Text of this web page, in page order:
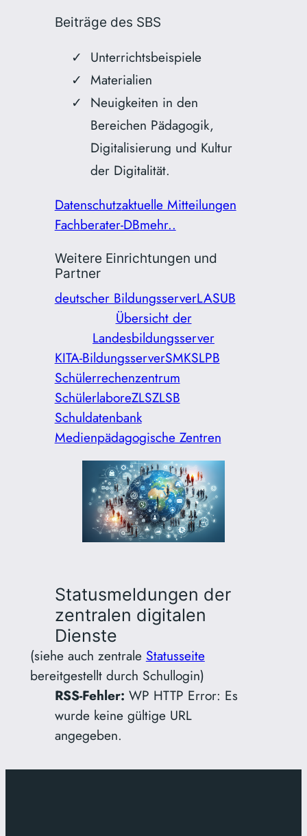
Beiträge des SBS
Unterrichtsbeispiele
Materialien
Neuigkeiten in den
Bereichen Pädagogik,
Digitalisierung und Kultur
der Digitalität.
Datenschutzaktuelle Mitteilungen
Fachberater-DBmehr..
Weitere Einrichtungen und
Partner
deutscher BildungsserverLASUB
Übersicht der
Landesbildungsserver
KITA-BildungsserverSMKSLPB
Schülerrechenzentrum
SchülerlaboreZLSZLSB
Schuldatenbank
Medienpädagogische Zentren
Statusmeldungen der
zentralen digitalen
Dienste
(siehe auch zentrale Statusseite
bereitgestellt durch Schullogin)
RSS-Fehler: WP HTTP Error: Es
wurde keine gültige URL
angegeben.